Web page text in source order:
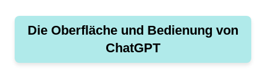
Die Oberfläche und Bedienung von
ChatGPT